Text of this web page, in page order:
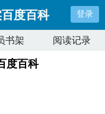
度百科 登录
书架 阅读记录
度百科